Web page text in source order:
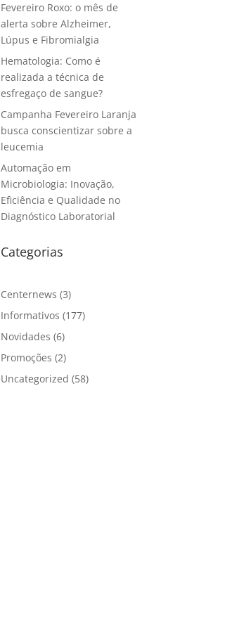
Fevereiro Roxo: o mês de
alerta sobre Alzheimer,
Lúpus e Fibromialgia
Hematologia: Como é
realizada a técnica de
esfregaço de sangue?
Campanha Fevereiro Laranja
busca conscientizar sobre a
leucemia
Automação em
Microbiologia: Inovação,
Eficiência e Qualidade no
Diagnóstico Laboratorial
Categorias
Centernews (3)
Informativos (177)
Novidades (6)
Promoções (2)
Uncategorized (58)